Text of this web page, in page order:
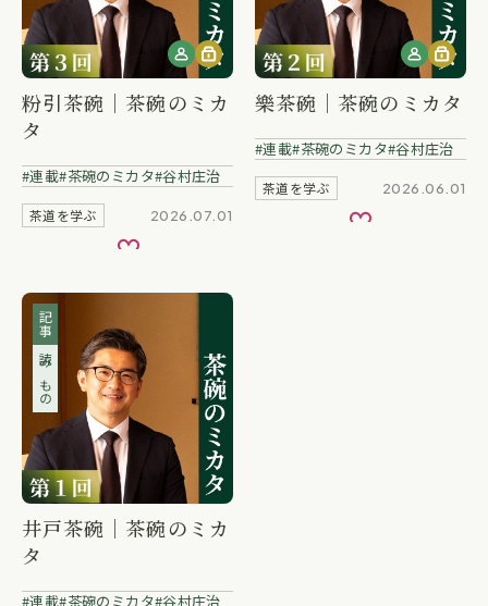
粉引茶碗｜茶碗のミカ
タ
連載 茶碗のミカタ 谷村庄治
茶道を学ぶ 2026.07.01
お気に入り
樂茶碗｜茶碗のミカタ
連載 茶碗のミカタ 谷村庄治
茶道を学ぶ 2026.06.01
お気に入り
記事
読みもの
井戸茶碗｜茶碗のミカ
タ
連載 茶碗のミカタ 谷村庄治